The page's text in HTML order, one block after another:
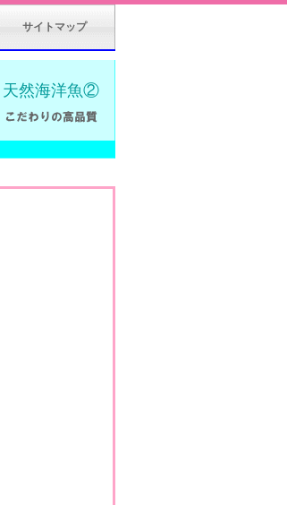
サイトマップ
天然海洋魚②